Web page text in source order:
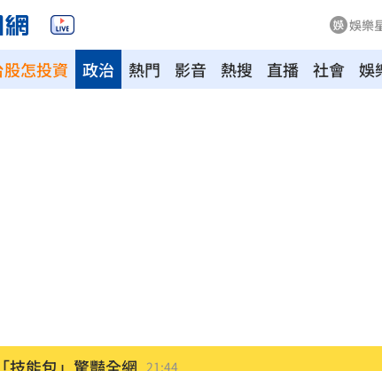
娛樂
股怎投資 熱門 影音 熱搜 直播
政治 社會 娛
技能包」驚豔全網 21:44